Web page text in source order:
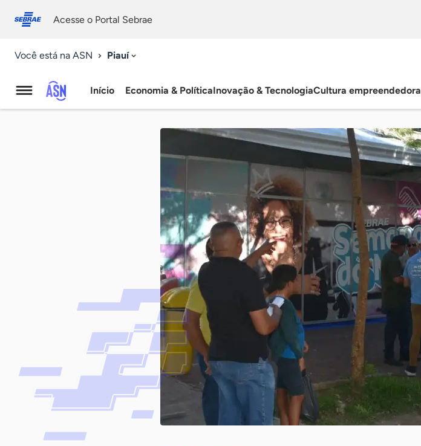
conosco
Acesse o Portal Sebrae
Você está na ASN Piauí
Agência
Início Economia & PolíticaInovação & TecnologiaCultura empreendedora